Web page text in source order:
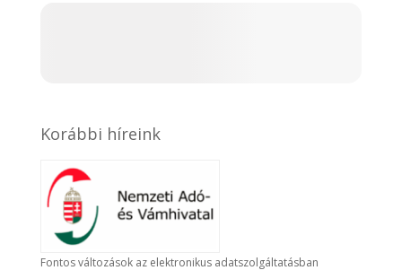
Korábbi híreink
Fontos változások az elektronikus adatszolgáltatásban